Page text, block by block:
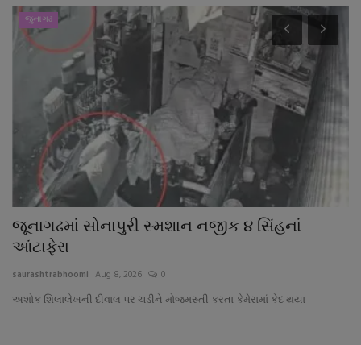
જુનાગઢ
જૂનાગઢમાં સોનાપુરી સ્મશાન નજીક ૪ સિંહનાં
આંટાફેરા
saurashtrabhoomi Aug 8, 2026 0
અશોક શિલાલેખની દીવાલ પર ચડીને મોજમસ્તી કરતા કેમેરામાં કેદ થયા